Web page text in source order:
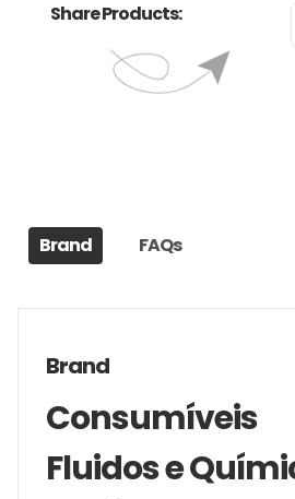
Share Products:
Brand FAQs
Brand
Consumíveis
Fluidos e